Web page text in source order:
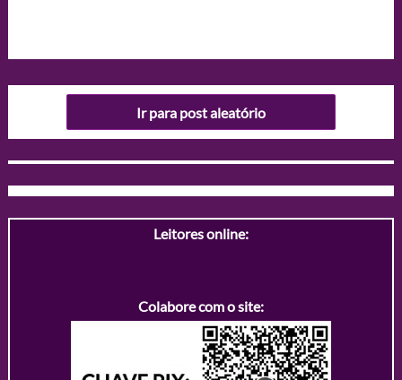
Ir para post aleatório
Leitores online:
Colabore com o site: